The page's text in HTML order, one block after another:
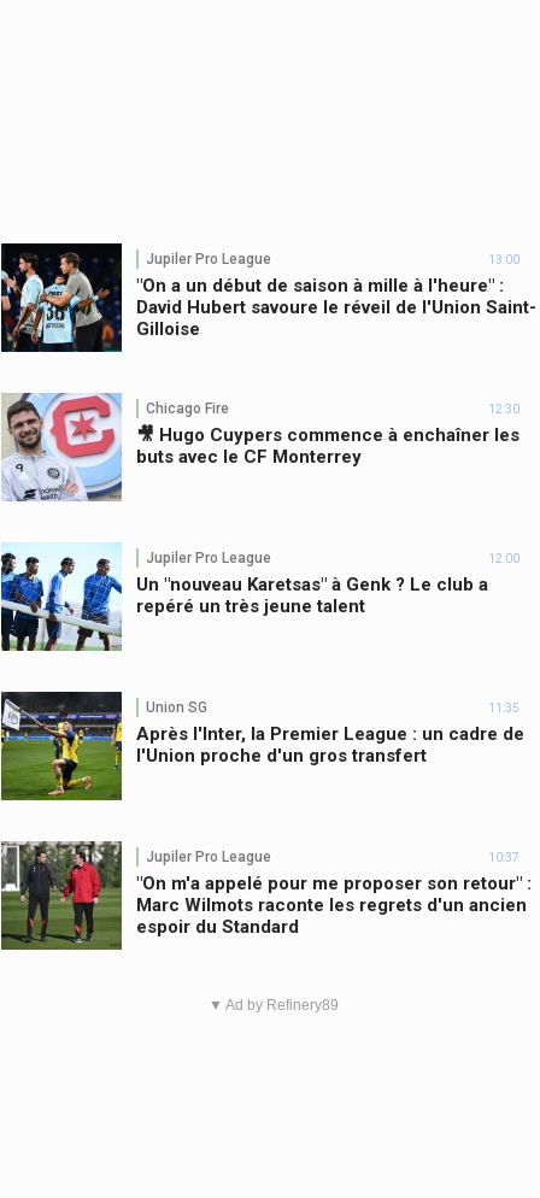
Jupiler Pro League 13:00
"On a un début de saison à mille à l'heure" :
David Hubert savoure le réveil de l'Union Saint-
Gilloise
Chicago Fire 12:30
🎥 Hugo Cuypers commence à enchaîner les
buts avec le CF Monterrey
Jupiler Pro League 12:00
Un "nouveau Karetsas" à Genk ? Le club a
repéré un très jeune talent
Union SG 11:35
Après l'Inter, la Premier League : un cadre de
l'Union proche d'un gros transfert
Jupiler Pro League 10:37
"On m'a appelé pour me proposer son retour" :
Marc Wilmots raconte les regrets d'un ancien
espoir du Standard
▼ Ad by Refinery89